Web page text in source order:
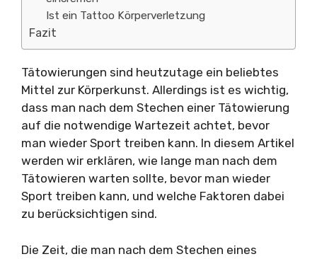
Ist ein Tattoo Körperverletzung
Fazit
Tätowierungen sind heutzutage ein beliebtes
Mittel zur Körperkunst. Allerdings ist es wichtig,
dass man nach dem Stechen einer Tätowierung
auf die notwendige Wartezeit achtet, bevor
man wieder Sport treiben kann. In diesem Artikel
werden wir erklären, wie lange man nach dem
Tätowieren warten sollte, bevor man wieder
Sport treiben kann, und welche Faktoren dabei
zu berücksichtigen sind.
Die Zeit, die man nach dem Stechen eines